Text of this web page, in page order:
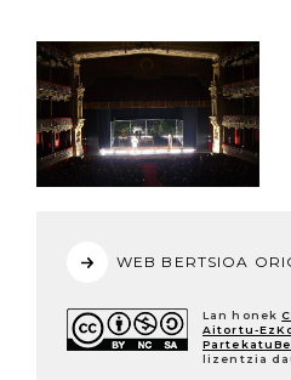
WEB BERTSIOA
Lan honek
Aitortu-
lizentzia